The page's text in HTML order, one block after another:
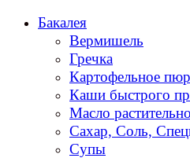
Перейти
содержанию
Бакалея
Вермишель
Гречка
Картофельное
Каши быстрого
Масло
Сахар, Соль,
Супы